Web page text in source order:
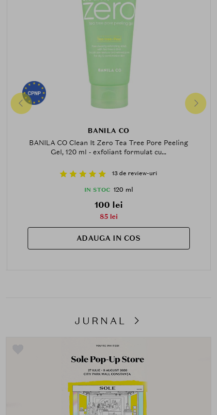
BANILA CO
BANILA CO Clean It Zero Tea Tree Pore Peeling
Gel, 120 ml - exfoliant formulat cu...
13 de review-uri
IN STOC 120 ml
100 lei
85 lei
ADAUGA IN COS
JURNAL